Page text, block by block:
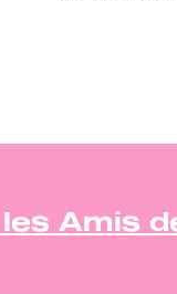
Amis